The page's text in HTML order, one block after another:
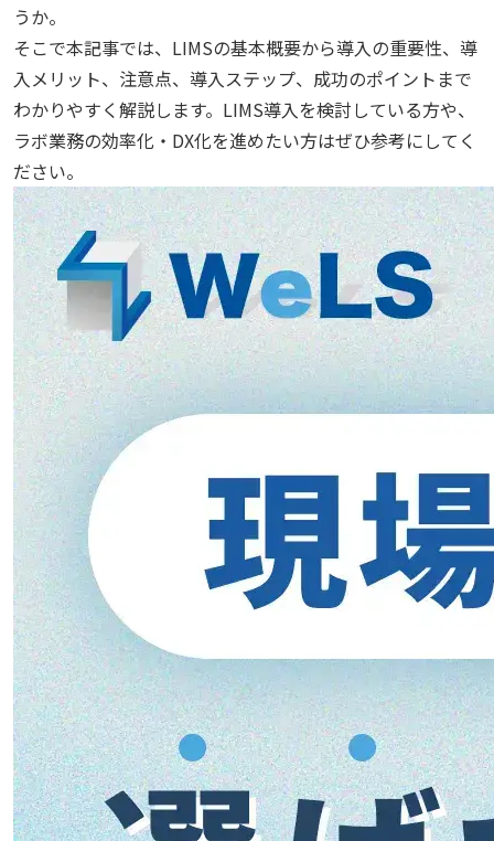
うか。
そこで本記事では、LIMSの基本概要から導入の重要性、導
入メリット、注意点、導入ステップ、成功のポイントまで
わかりやすく解説します。LIMS導入を検討している方や、
ラボ業務の効率化・DX化を進めたい方はぜひ参考にしてく
ださい。